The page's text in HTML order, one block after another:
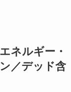
ネルギー・
／デッド含